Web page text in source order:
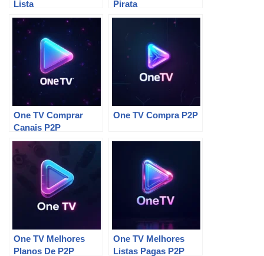
Lista
Pirata
One TV Comprar
Canais P2P
One TV Compra P2P
One TV Melhores
Planos De P2P
One TV Melhores
Listas Pagas P2P